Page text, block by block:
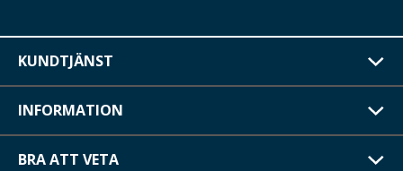
KUNDTJÄNST
INFORMATION
BRA ATT VETA